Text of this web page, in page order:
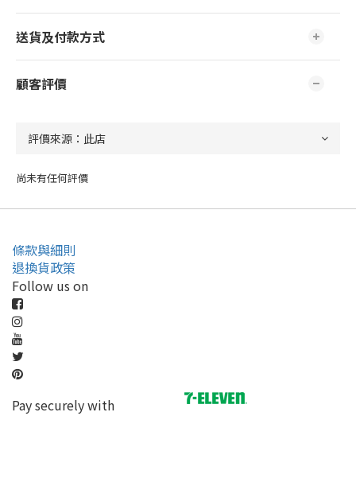
送貨及付款方式
顧客評價
尚未有任何評價
條款與細則
退換貨政策
Follow us on
Pay securely with